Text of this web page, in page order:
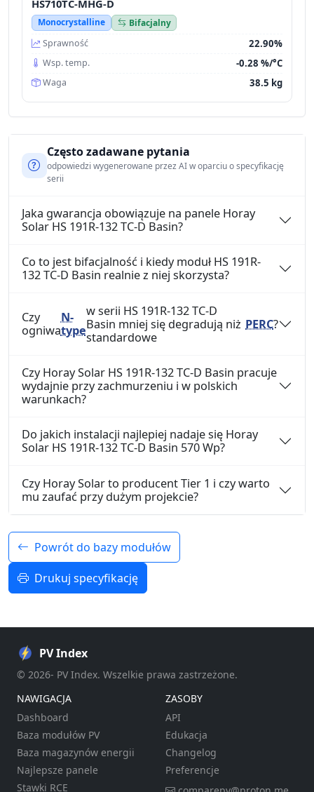
HS710TC-MHG-D
Monocrystalline
Bifacjalny
Sprawność
22.90%
Wsp. temp. -0.28 %/°C
Waga 38.5 kg
Często zadawane pytania
odpowiedzi wygenerowane przez AI w oparciu o specyfikację
serii
Jaka gwarancja obowiązuje na panele Horay
Solar HS 191R-132 TC-D Basin?
Co to jest bifacjalność i kiedy moduł HS 191R-
132 TC-D Basin realnie z niej skorzysta?
Czy
ogniwa
N-
type
w serii HS 191R-132 TC-D
Basin mniej się degradują niż
standardowe
PERC?
Czy Horay Solar HS 191R-132 TC-D Basin pracuje
wydajnie przy zachmurzeniu i w polskich
warunkach?
Do jakich instalacji najlepiej nadaje się Horay
Solar HS 191R-132 TC-D Basin 570 Wp?
Czy Horay Solar to producent Tier 1 i czy warto
mu zaufać przy dużym projekcie?
Powrót do bazy modułów
Drukuj specyfikację
PV Index
© 2026- PV Index. Wszelkie prawa zastrzeżone.
NAWIGACJA
Dashboard
Baza modułów PV
Baza magazynów energii
Najlepsze panele
Stawki RCE
ZASOBY
API
Edukacja
Changelog
Preferencje